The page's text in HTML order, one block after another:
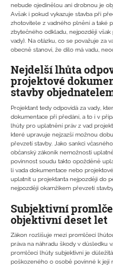
nebude ojedinělou ani drobnou je
Avšak i pokud vykazuje stavba při
zhotovitele z vadného plnění a také
zbytečného odkladu, nejpozději
vady). Na otázku, co se považuje za
obecně stanoví, že dílo má vadu,
Nejdelší lhůta
projektové
stavby
Projektant tedy odpovídá za vady,
dokumentace při předání, a to i v
lhůty pro uplatnění práv z vad
které upravuje nejzazší možnou
převzetí stavby. Jako sankci
občanský zákoník nemožnosti
povinnost soudu takto opožděně
li vada dokumentace nebo
uplatnit u projektanta nejpozději do
nejpozději okamžikem převzetí
Subjektivní
objektivní deset let
Zákon rozlišuje mezi promlčecí
práva na náhradu škody v důsledku
promlčecí lhůty subjektivní je
poškozeného o osobě povinné k její